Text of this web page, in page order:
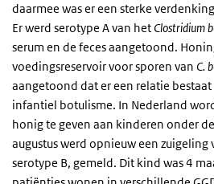
daarmee was er een sterke
Er werd serotype A van het Clostridium
serum en de feces aangetoond.
voedingsreservoir voor sporen van C.
aangetoond dat er een relatie
infantiel botulisme. In Nederland
honig te geven aan kinderen onder
augustus werd opnieuw een
serotype B, gemeld. Dit kind was 4